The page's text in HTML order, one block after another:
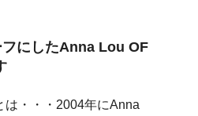
にしたAnna Lou OF
は・・・2004年にAnna